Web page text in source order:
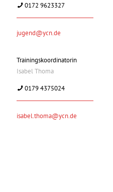
0172 9623327
jugend@ycn.de
Trainingskoordinatorin
Isabel Thoma
0179 4375024
isabel.thoma@ycn.de